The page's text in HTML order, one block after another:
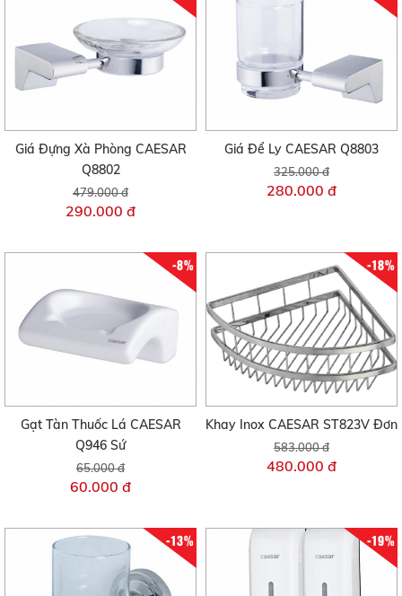
Giá Đựng Xà Phòng CAESAR
Q8802
479.000 đ
290.000 đ
Giá Để Ly CAESAR Q8803
325.000 đ
280.000 đ
-8%
Gạt Tàn Thuốc Lá CAESAR
Q946 Sứ
65.000 đ
60.000 đ
-18%
Khay Inox CAESAR ST823V Đơn
583.000 đ
480.000 đ
-13% -19%